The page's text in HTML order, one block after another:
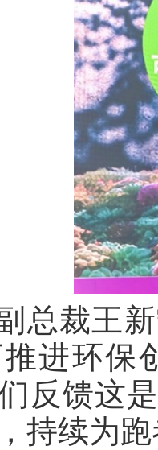
总裁王
进环保
反馈这
持续为